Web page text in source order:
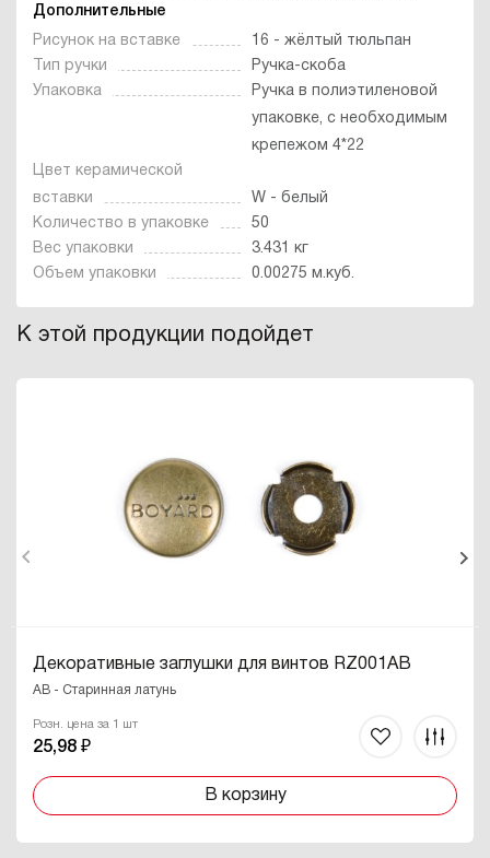
Дополнительные
Рисунок на вставке
16 - жёлтый тюльпан
Тип ручки
Ручка-скоба
Упаковка
Ручка в полиэтиленовой
упаковке, с необходимым
крепежом 4*22
Цвет керамической
вставки
W - белый
Количество в упаковке
50
Вес упаковки
3.431 кг
Объем упаковки
0.00275 м.куб.
К этой продукции подойдет
Декоративные заглушки для винтов RZ001AB
AB - Старинная латунь
Розн. цена за 1 шт
25,98 ₽
В корзину